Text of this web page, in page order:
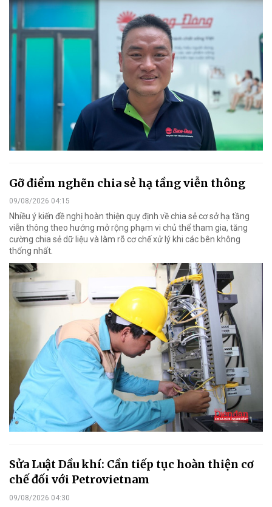
Gỡ điểm nghẽn chia sẻ hạ tầng viễn thông
09/08/2026 04:15
Nhiều ý kiến đề nghị hoàn thiện quy định về chia sẻ cơ sở hạ tầng
viễn thông theo hướng mở rộng phạm vi chủ thể tham gia, tăng
cường chia sẻ dữ liệu và làm rõ cơ chế xử lý khi các bên không
thống nhất.
Sửa Luật Dầu khí: Cần tiếp tục hoàn thiện cơ
chế đối với Petrovietnam
09/08/2026 04:30